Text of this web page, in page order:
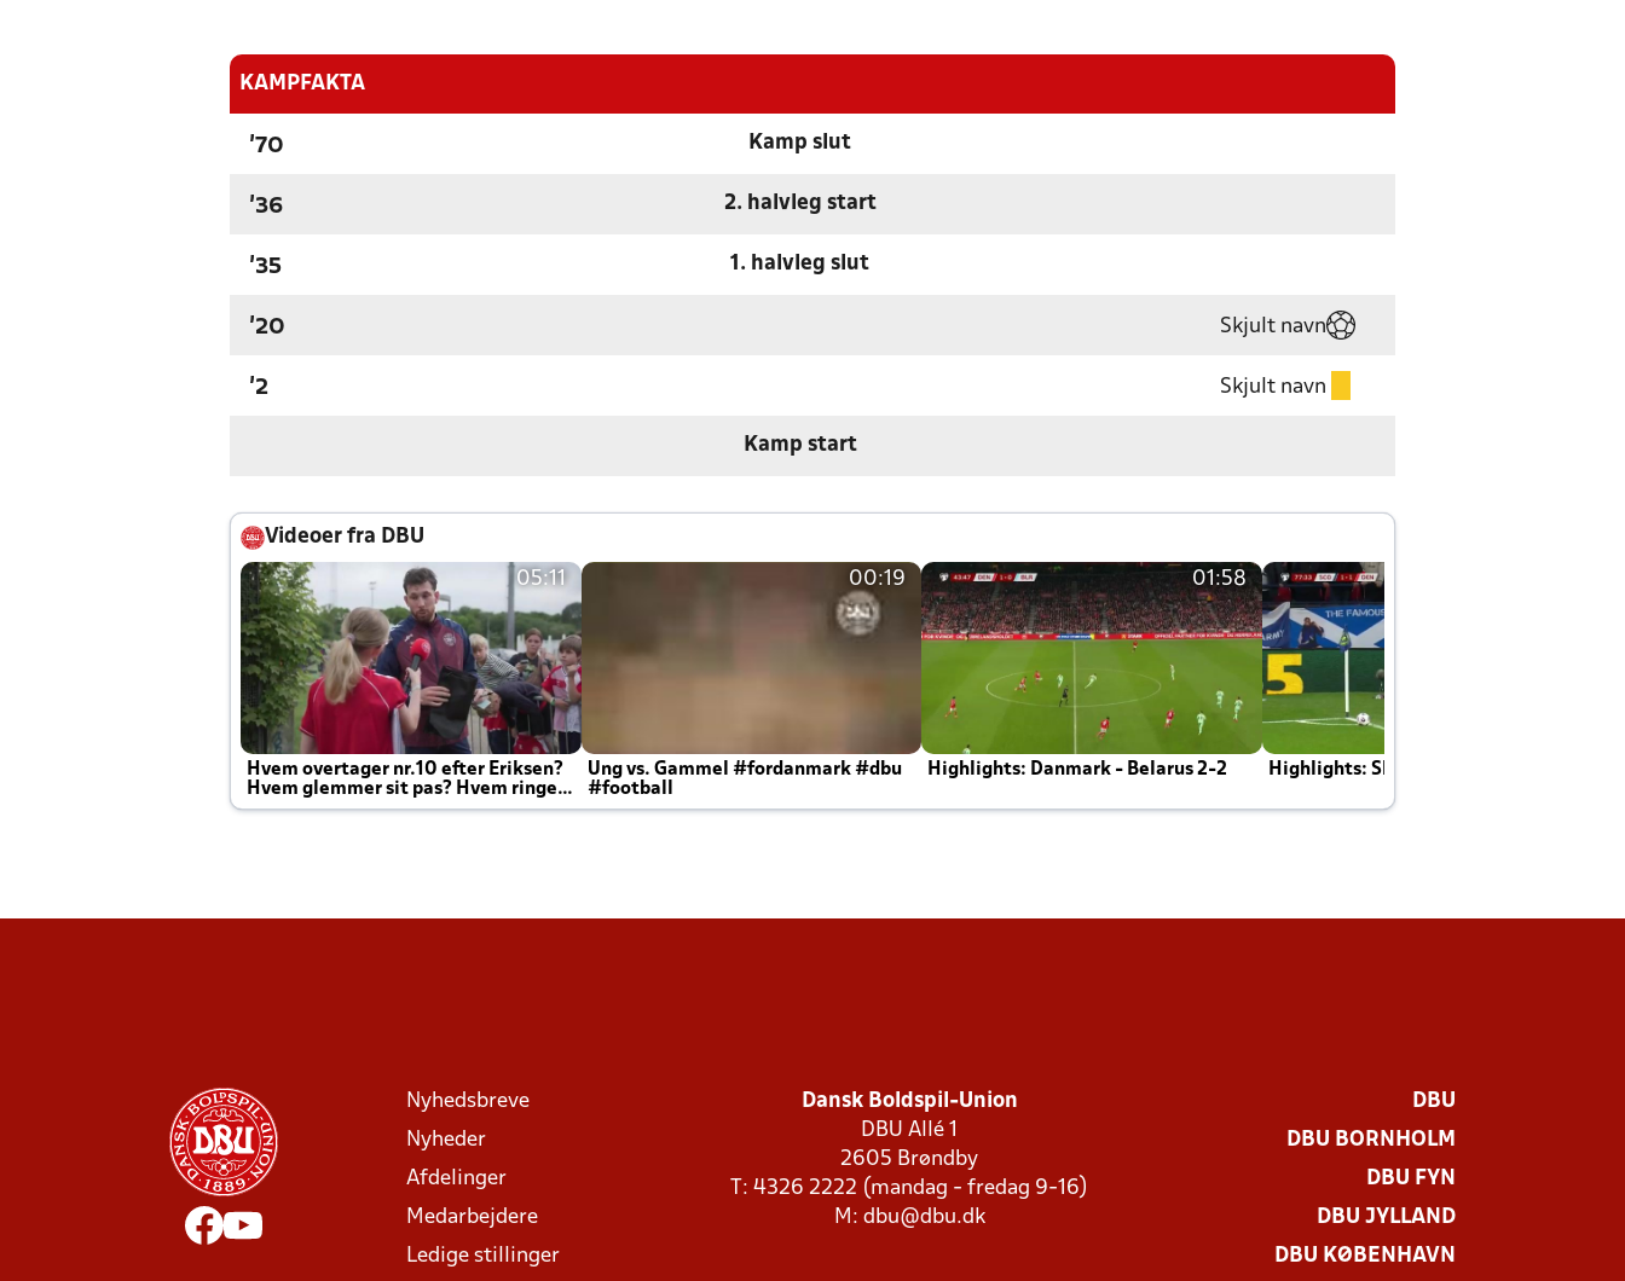
KAMPFAKTA
'70 Kamp slut
'36 2. halvleg start
'35 1. halvleg slut
'20 Skjult navn
'2 Skjult navn
Kamp start
Videoer fra DBU
05:11
Hvem overtager nr.10 efter Eriksen?
Hvem glemmer sit pas? Hvem ringer
Joachim altid til efter kampe?
00:19
Ung vs. Gammel #fordanmark #dbu
#football
01:58
Highlights: Danmark - Belarus 2-2 Highlights: Skotland - Danmark 4-2
Nyhedsbreve
Nyheder
Afdelinger
Medarbejdere
Ledige stillinger
Dansk Boldspil-Union
DBU Allé 1
2605 Brøndby
T: 4326 2222 (mandag - fredag 9-16)
M: dbu@dbu.dk
DBU
DBU BORNHOLM
DBU FYN
DBU JYLLAND
DBU KØBENHAVN